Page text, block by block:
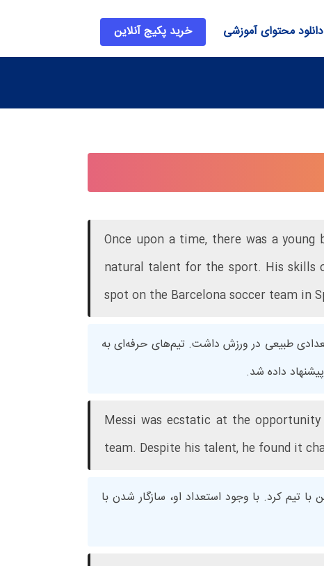
دانلود محتوای آموزشی خرید پکیج آنلاین
Once upon a time, there was a
natural talent for the sport. His skills
spot on the Barcelona soccer team in
طبیعی در ورزش داشت. تیم‌های حرفه‌ای به
داده شد.
Messi was ecstatic at the
team. Despite his talent, he found it
تیم کرد. با وجود استعداد او، سازگار شدن با